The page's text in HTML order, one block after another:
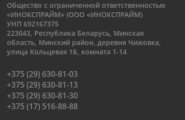
Общество с ограниченной ответственностью
«ИНОКСПРАЙМ» (ООО «ИНОКСПРАЙМ)
УНП 692167375
223043, Республика Беларусь, Минская
область, Минский район, деревня Чижовка,
улица Кольцевая 1Б, комната 1-14
+375 (29) 630-81-03
+375 (29) 630-81-13
+375 (29) 630-81-30
+375 (17) 516-88-88